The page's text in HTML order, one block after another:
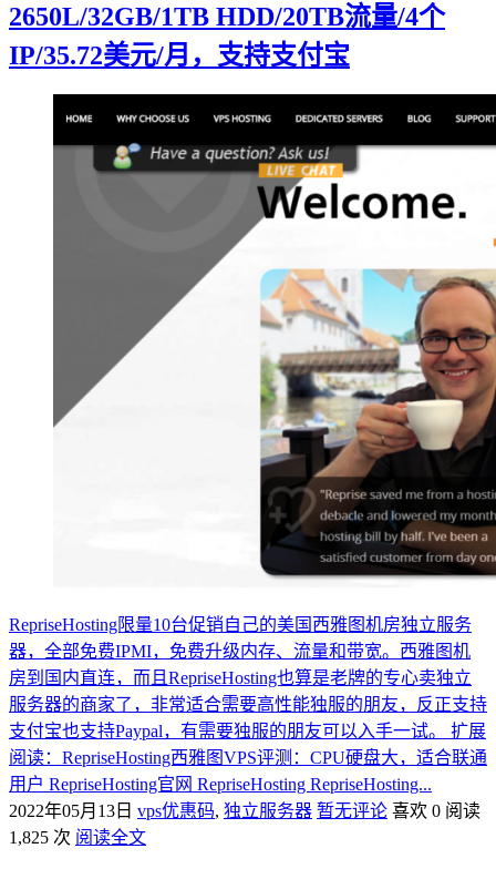
2650L/32GB/1TB HDD/20TB流量/4个
IP/35.72美元/月，支持支付宝
RepriseHosting限量10台促销自己的美国西雅图机房独立服务
器，全部免费IPMI，免费升级内存、流量和带宽。西雅图机
房到国内直连，而且RepriseHosting也算是老牌的专心卖独立
服务器的商家了，非常适合需要高性能独服的朋友，反正支持
支付宝也支持Paypal，有需要独服的朋友可以入手一试。 扩展
阅读：RepriseHosting西雅图VPS评测：CPU硬盘大，适合联通
用户 RepriseHosting官网 RepriseHosting RepriseHosting...
2022年05月13日 vps优惠码, 独立服务器 暂无评论 喜欢 0 阅读
1,825 次 阅读全文